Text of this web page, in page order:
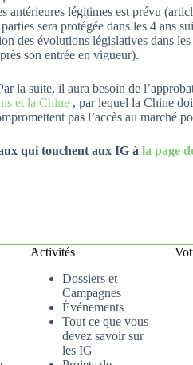
antérieures légitimes est prévu
sera protégée dans les 4 ans
des évolutions législatives dans
son entrée en vigueur).
la suite, il aura besoin de
et la Chine , par lequel la Chine
pas l’accès au marché
qui touchent aux IG à la page
Activités
Dossiers et
Campagnes
Événements
Tout ce que vous
devez savoir sur
les IG